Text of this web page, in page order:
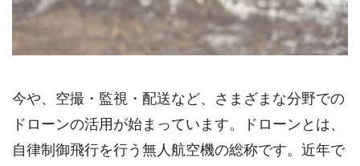
今や、空撮・監視・配送など、さまざまな分野での
ドローンの活用が始まっています。ドローンとは、
自律制御飛行を行う無人航空機の総称です。近年で